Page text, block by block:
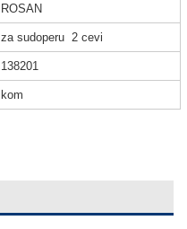
ROSAN
za sudoperu 2 cevi
138201
kom